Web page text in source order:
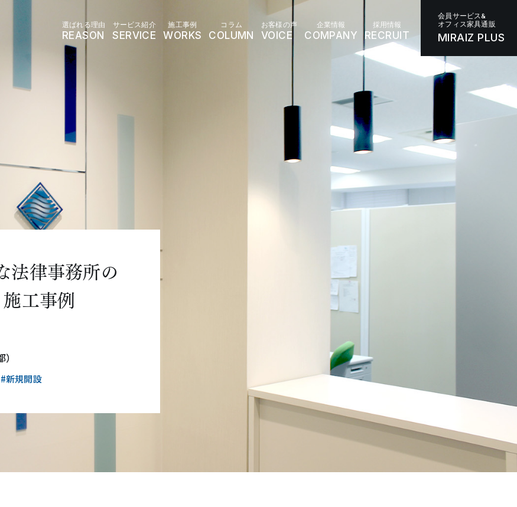
選ばれる理由
REASON
サービス紹介
SERVICE
施工事例
WORKS
コラム
COLUMN
お客様の声
VOICE
企業情報
COMPANY
採用情報
RECRUIT
会員サービス&
オフィス家具通販
MIRAIZ PLUS
法律事務所の
施工事例
#新規開設